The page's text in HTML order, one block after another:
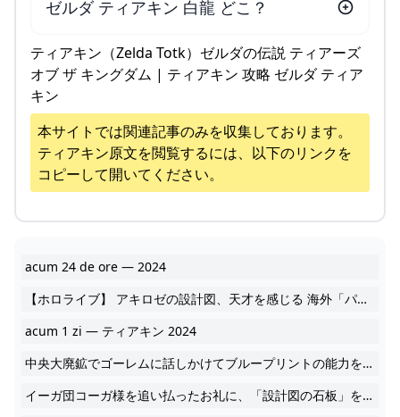
ゼルダ ティアキン 白龍 どこ？
ティアキン（Zelda Totk）ゼルダの伝説 ティアーズ
オブ ザ キングダム | ティアキン 攻略 ゼルダ ティア
キン
本サイトでは関連記事のみを収集しております。
ティアキン原文を閲覧するには、以下のリンクを
コピーして開いてください。
acum 24 de ore — 2024
【ホロライブ】 アキロゼの設計図、天才を感じる 海外「パキスタンには強 2024
acum 1 zi — ティアキン 2024
中央大廃鉱でゴーレムに話しかけてブループリントの能力を解放するイベントが発生していないと設計図だけ持っていても使えませんよ。28 mai 2023 — TikTok 2024
イーガ団コーガ様を追い払ったお礼に、「設計図の石板」を貰います。7 aug. 2023 — ブループリントの設計図にはコログを含むことができる。コログの近くで設計図を再現すれば、自動的にコログと乗り物をくっつけられる.18 2024